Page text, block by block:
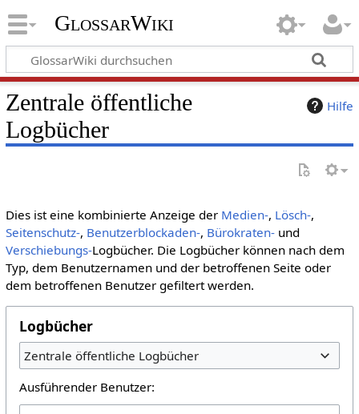
GlossarWiki
Hilfe
Zentrale öffentliche
Logbücher
Dies ist eine kombinierte Anzeige der Medien-, Lösch-,
Seitenschutz-, Benutzerblockaden-, Bürokraten-und
Verschiebungs-Logbücher. Die Logbücher können nach dem
Typ, dem Benutzernamen und der betroffenen Seite oder
dem betroffenen Benutzer gefiltert werden.
Logbücher
Zentrale öffentliche Logbücher
Ausführender Benutzer: